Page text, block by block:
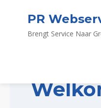
PR
Brengt Service Naar